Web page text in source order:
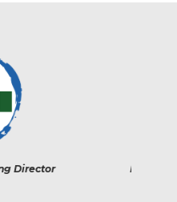
- Chief Marketing Officer